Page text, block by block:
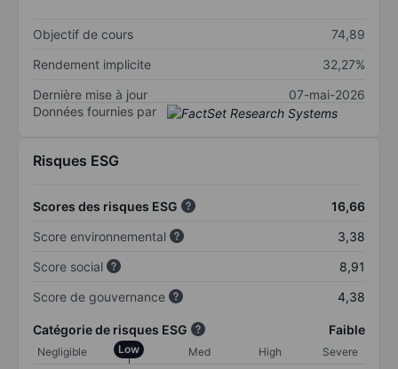
Objectif de cours
74,89
Rendement implicite
32,27%
Dernière mise à jour
07-mai-2026
Données fournies par
Risques ESG
Scores des risques ESG
16,66
Score environnemental
3,38
Score social
8,91
Score de gouvernance
4,38
Catégorie de risques ESG Faible
Negligible Low Med High
Severe